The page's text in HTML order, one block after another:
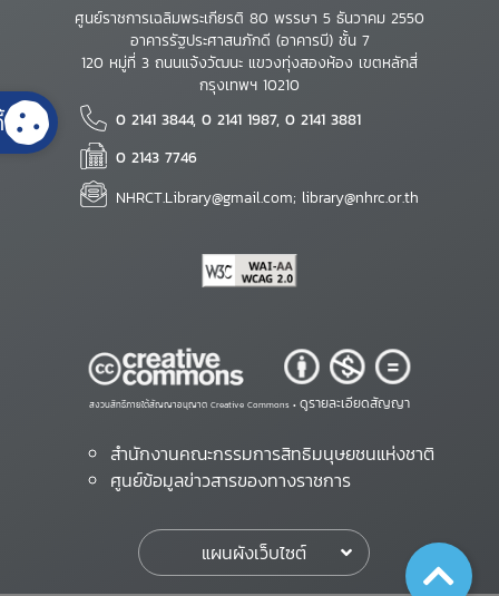
ศูนย์ราชการเฉลิมพระเกียรติ 80 พรรษา 5 ธันวาคม 2550
อาคารรัฐประศาสนภักดี (อาคารบี) ชั้น 7
120 หมู่ที่ 3 ถนนแจ้งวัฒนะ แขวงทุ่งสองห้อง เขตหลักสี่
กรุงเทพฯ 10210
0 2141 3844, 0 2141 1987, 0 2141 3881
0 2143 7746
NHRCT.Library@gmail.com; library@nhrc.or.th
สงวนสิทธิ์ภายใต้สัญญาอนุญาต Creative Commons • ดูรายละเอียดสัญญา
สำนักงานคณะกรรมการสิทธิมนุษยชนแห่งชาติ
ศูนย์ข้อมูลข่าวสารของทางราชการ
แผนผังเว็บไซต์